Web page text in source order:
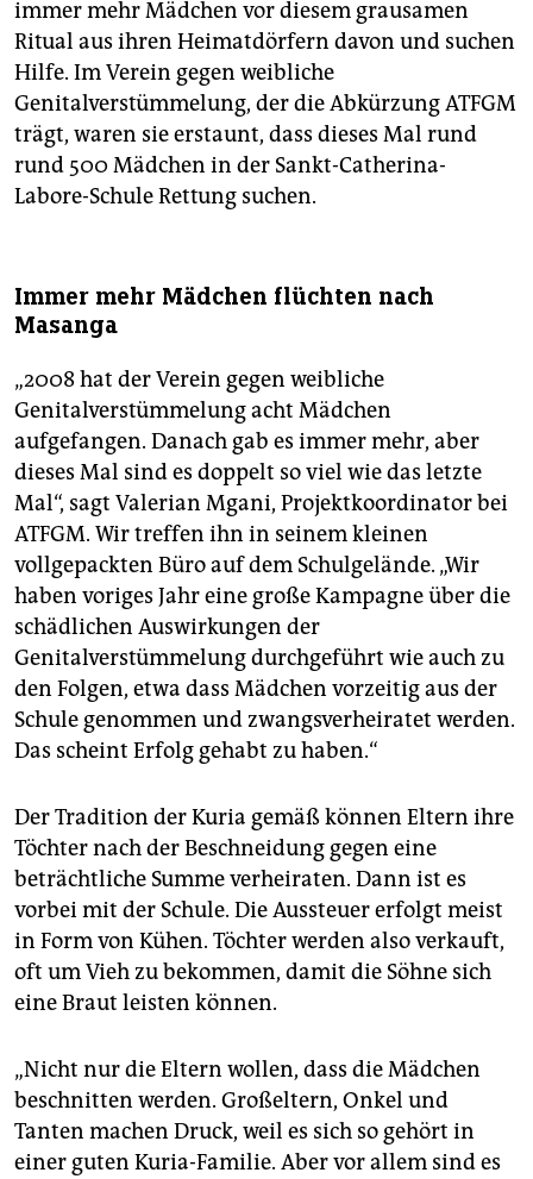
immer mehr Mädchen vor diesem grausamen
Ritual aus ihren Heimatdörfern davon und suchen
Hilfe. Im Verein gegen weibliche
Genitalverstümmelung, der die Abkürzung ATFGM
trägt, waren sie erstaunt, dass dieses Mal rund
rund 500 Mädchen in der Sankt-Catherina-
Labore-Schule Rettung suchen.
Immer mehr Mädchen flüchten nach
Masanga
„2008 hat der Verein gegen weibliche
Genitalverstümmelung acht Mädchen
aufgefangen. Danach gab es immer mehr, aber
dieses Mal sind es doppelt so viel wie das letzte
Mal“, sagt Valerian Mgani, Projektkoordinator bei
ATFGM. Wir treffen ihn in seinem kleinen
vollgepackten Büro auf dem Schulgelände. „Wir
haben voriges Jahr eine große Kampagne über die
schädlichen Auswirkungen der
Genitalverstümmelung durchgeführt wie auch zu
den Folgen, etwa dass Mädchen vorzeitig aus der
Schule genommen und zwangsverheiratet werden.
Das scheint Erfolg gehabt zu haben.“
Der Tradition der Kuria gemäß können Eltern ihre
Töchter nach der Beschneidung gegen eine
beträchtliche Summe verheiraten. Dann ist es
vorbei mit der Schule. Die Aussteuer erfolgt meist
in Form von Kühen. Töchter werden also verkauft,
oft um Vieh zu bekommen, damit die Söhne sich
eine Braut leisten können.
„Nicht nur die Eltern wollen, dass die Mädchen
beschnitten werden. Großeltern, Onkel und
Tanten machen Druck, weil es sich so gehört in
einer guten Kuria-Familie. Aber vor allem sind es